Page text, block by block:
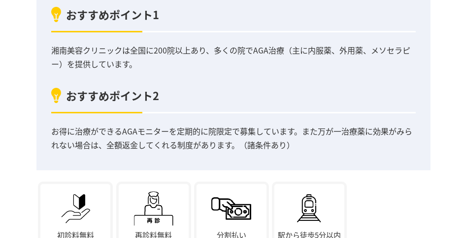
おすすめポイント1
湘南美容クリニックは全国に200院以上あり、多くの院でAGA治療（主に内服薬、外用薬、メソセラピ
ー）を提供しています。
おすすめポイント2
お得に治療ができるAGAモニターを定期的に院限定で募集しています。また万が一治療薬に効果がみら
れない場合は、全額返金してくれる制度があります。（諸条件あり）
初診料無料 再診料無料 分割払い 駅から徒歩5分以内